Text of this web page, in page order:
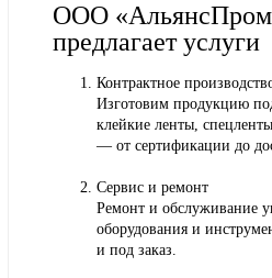
ООО
предлагает услуги
Контрактное
Изготовим продукцию
клейкие ленты,
— от сертификации до
Сервис и ремонт
Ремонт и обслуживание
оборудования и
и под заказ.